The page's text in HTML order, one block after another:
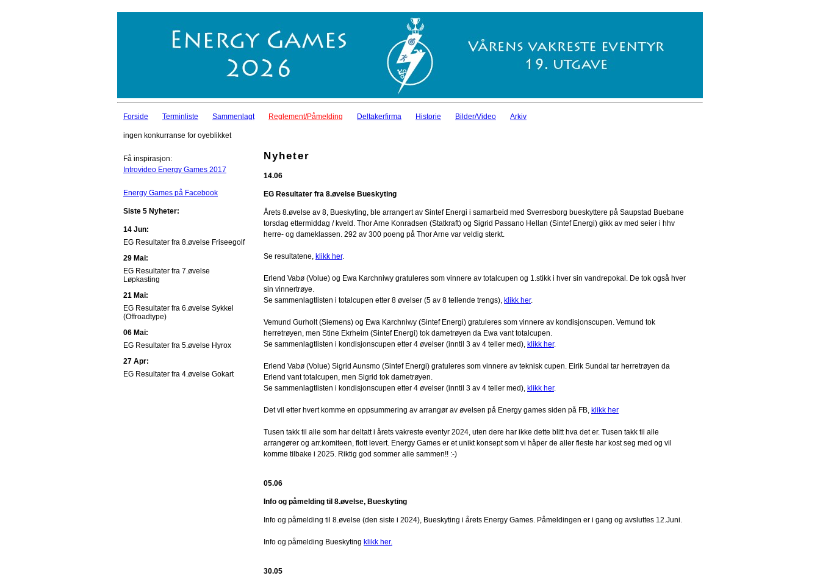
Forside Terminliste Sammenlagt Reglement/Påmelding Deltakerfirma Historie Bilder/Video Arkiv
ingen konkurranse for oyeblikket
Få inspirasjon:
Introvideo Energy Games 2017
Energy Games på Facebook
Siste 5 Nyheter:
14 Jun:
EG Resultater fra 8.øvelse Friseegolf
29 Mai:
EG Resultater fra 7.øvelse
Løpkasting
21 Mai:
EG Resultater fra 6.øvelse Sykkel
(Offroadtype)
06 Mai:
EG Resultater fra 5.øvelse Hyrox
27 Apr:
EG Resultater fra 4.øvelse Gokart
Nyheter
14.06
EG Resultater fra 8.øvelse Bueskyting
Årets 8.øvelse av 8, Bueskyting, ble arrangert av Sintef Energi i samarbeid med Sverresborg bueskyttere på Saupstad Buebane
torsdag ettermiddag / kveld. Thor Arne Konradsen (Statkraft) og Sigrid Passano Hellan (Sintef Energi) gikk av med seier i hhv
herre- og dameklassen. 292 av 300 poeng på Thor Arne var veldig sterkt.
Se resultatene, klikk her.
Erlend Vabø (Volue) og Ewa Karchniwy gratuleres som vinnere av totalcupen og 1.stikk i hver sin vandrepokal. De tok også hver
sin vinnertrøye.
Se sammenlagtlisten i totalcupen etter 8 øvelser (5 av 8 tellende trengs), klikk her.
Vemund Gurholt (Siemens) og Ewa Karchniwy (Sintef Energi) gratuleres som vinnere av kondisjonscupen. Vemund tok
herretrøyen, men Stine Ekrheim (Sintef Energi) tok dametrøyen da Ewa vant totalcupen.
Se sammenlagtlisten i kondisjonscupen etter 4 øvelser (inntil 3 av 4 teller med), klikk her.
Erlend Vabø (Volue) Sigrid Aunsmo (Sintef Energi) gratuleres som vinnere av teknisk cupen. Eirik Sundal tar herretrøyen da
Erlend vant totalcupen, men Sigrid tok dametrøyen.
Se sammenlagtlisten i kondisjonscupen etter 4 øvelser (inntil 3 av 4 teller med), klikk her.
Det vil etter hvert komme en oppsummering av arrangør av øvelsen på Energy games siden på FB, klikk her
Tusen takk til alle som har deltatt i årets vakreste eventyr 2024, uten dere har ikke dette blitt hva det er. Tusen takk til alle
arrangører og arr.komiteen, flott levert. Energy Games er et unikt konsept som vi håper de aller fleste har kost seg med og vil
komme tilbake i 2025. Riktig god sommer alle sammen!! :-)
05.06
Info og påmelding til 8.øvelse, Bueskyting
Info og påmelding til 8.øvelse (den siste i 2024), Bueskyting i årets Energy Games. Påmeldingen er i gang og avsluttes 12.Juni.
Info og påmelding Bueskyting klikk her.
30.05